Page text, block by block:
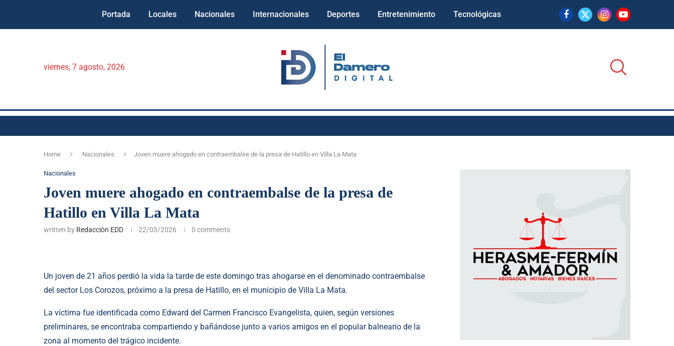
Portada Locales Nacionales Internacionales Deportes Entretenimiento Tecnológicas
viernes, 7 agosto, 2026
Home Nacionales Joven muere ahogado en contraembalse de la presa de Hatillo en Villa La Mata
Nacionales
Joven muere ahogado en contraembalse de la presa de
Hatillo en Villa La Mata
written by Redacciòn EDD 22/03/2026 0 comments
Un joven de 21 años perdió la vida la tarde de este domingo tras ahogarse en el denominado contraembalse
del sector Los Corozos, próximo a la presa de Hatillo, en el municipio de Villa La Mata.
La víctima fue identificada como Edward del Carmen Francisco Evangelista, quien, según versiones
preliminares, se encontraba compartiendo y bañándose junto a varios amigos en el popular balneario de la
zona al momento del trágico incidente.